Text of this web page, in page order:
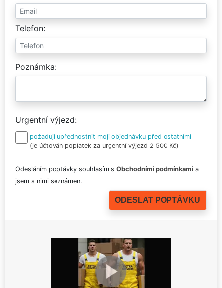
Telefon
Poznámka
Urgentní výjezd
požaduji upřednostnit moji objednávku před ostatními
(je účtován poplatek za urgentní výjezd 2 500 Kč)
Odesláním poptávky souhlasím s Obchodními podmínkami a
jsem s nimi seznámen.